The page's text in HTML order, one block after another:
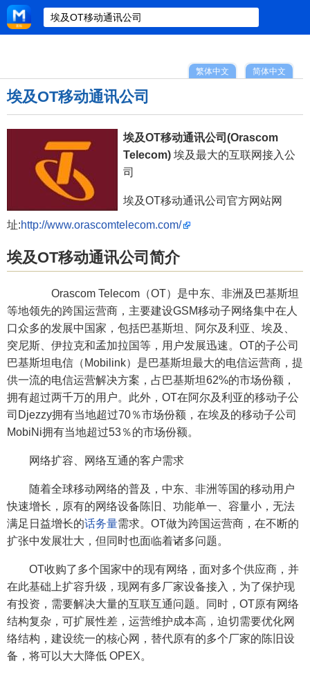
简体中文
繁体中文
埃及OT移动通讯公司
埃及OT移动通讯公司(Orascom
Telecom) 埃及最大的互联网接入公
司
埃及OT移动通讯公司官方网站网
址:http://www.orascomtelecom.com/
埃及OT移动通讯公司简介
Orascom Telecom（OT）是中东、非洲及巴基斯坦
等地领先的跨国运营商，主要建设GSM移动子网络集中在人
口众多的发展中国家，包括巴基斯坦、阿尔及利亚、埃及、
突尼斯、伊拉克和孟加拉国等，用户发展迅速。OT的子公司
巴基斯坦电信（Mobilink）是巴基斯坦最大的电信运营商，提
供一流的电信运营解决方案，占巴基斯坦62%的市场份额，
拥有超过两千万的用户。此外，OT在阿尔及利亚的移动子公
司Djezzy拥有当地超过70％市场份额，在埃及的移动子公司
MobiNi拥有当地超过53％的市场份额。
网络扩容、网络互通的客户需求
随着全球移动网络的普及，中东、非洲等国的移动用户
快速增长，原有的网络设备陈旧、功能单一、容量小，无法
满足日益增长的话务量需求。OT做为跨国运营商，在不断的
扩张中发展壮大，但同时也面临着诸多问题。
OT收购了多个国家中的现有网络，面对多个供应商，并
在此基础上扩容升级，现网有多厂家设备接入，为了保护现
有投资，需要解决大量的互联互通问题。同时，OT原有网络
结构复杂，可扩展性差，运营维护成本高，迫切需要优化网
络结构，建设统一的核心网，替代原有的多个厂家的陈旧设
备，将可以大大降低 OPEX。